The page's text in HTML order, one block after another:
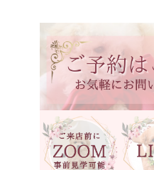
ホワイト
ブラック
ブラックタン
シルバーベージュ
ブラウン
ブラウンタン
神奈川県
石川県
福井県
岐阜県
静岡県
長野県
愛知県